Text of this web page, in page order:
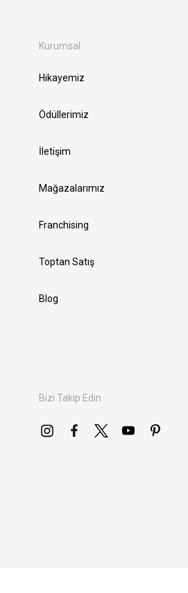
Kurumsal
Hikayemiz
Ödüllerimiz
İletişim
Mağazalarımız
Franchising
Toptan Satış
Blog
Bizi Takip Edin